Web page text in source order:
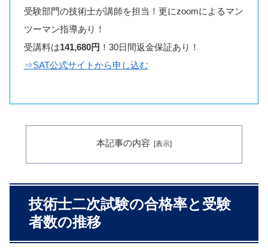
受験部門の技術士が講師を担当！更にzoomによるマン
ツーマン指導あり！
受講料は141,680円 ！30日間返金保証あり！
⇒SAT公式サイトから申し込む
本記事の内容
技術士二次試験の合格率と受験
者数の推移